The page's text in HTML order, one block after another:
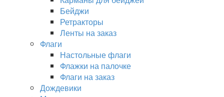
Бейджи
Ретракторы
Ленты на заказ
Флаги
Настольные флаги
Флажки на палочке
Флаги на заказ
Дождевики